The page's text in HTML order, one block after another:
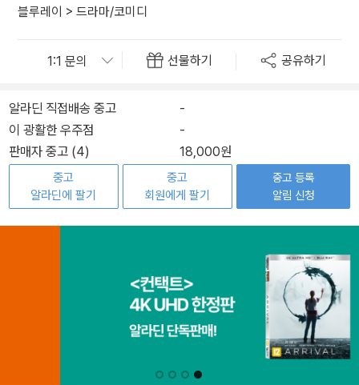
블루레이 > 드라마/코미디
선물하기 공유하기
알라딘 직접배송 중고
-
이 광활한 우주점
-
판매자 중고 (4)
18,000원
중고
알라딘에 팔기
중고
회원에게 팔기
중고 등록
알림 신청